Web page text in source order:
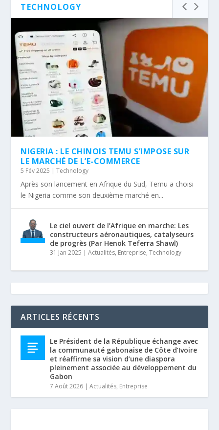
TECHNOLOGY
NIGERIA : LE CHINOIS TEMU S’IMPOSE SUR
LE MARCHÉ DE L’E-COMMERCE
5 Fév 2025 |Technology
Après son lancement en Afrique du Sud, Temu a choisi
le Nigeria comme son deuxième marché en...
Le ciel ouvert de l’Afrique en marche: Les
constructeurs aéronautiques, catalyseurs
de progrès (Par Henok Teferra Shawl)
31 Jan 2025 |Actualités, Entreprise,Technology
ARTICLES RÉCENTS
Le Président de la République échange avec
la communauté gabonaise de Côte d’Ivoire
et réaffirme sa vision d’une diaspora
pleinement associée au développement du
Gabon
7 Août 2026 |Actualités, Entreprise